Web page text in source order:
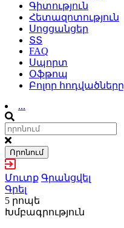
Գիտություն
Հետազոտություն
Սոցցանցեր
ՏՏ
FAQ
Սպորտ
Օֆթոպ
Բոլոր հոդվածները
...
Որոնում
Մուտք Գրանցվել
Գրել
5 րոպե
Խմբագրություն